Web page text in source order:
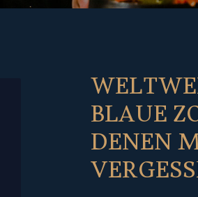
BLAUE
DENEN